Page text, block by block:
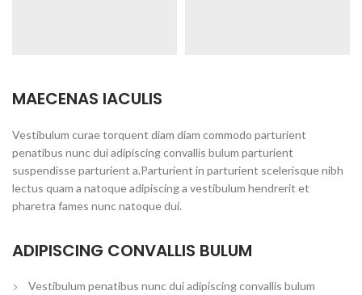
MAECENAS IACULIS
Vestibulum curae torquent diam diam commodo parturient
penatibus nunc dui adipiscing convallis bulum parturient
suspendisse parturient a.Parturient in parturient scelerisque nibh
lectus quam a natoque adipiscing a vestibulum hendrerit et
pharetra fames nunc natoque dui.
ADIPISCING CONVALLIS BULUM
Vestibulum penatibus nunc dui adipiscing convallis bulum